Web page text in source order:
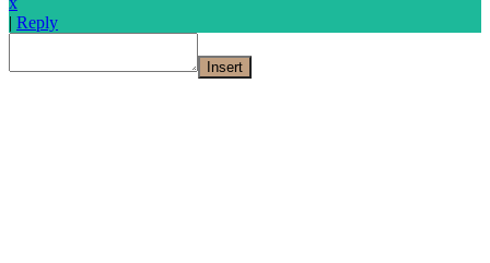
| Reply
Insert